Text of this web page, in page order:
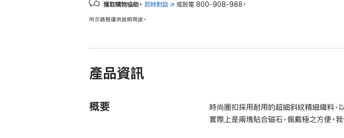
獲取購物協助。 即時對話 (以 或致電 800-908-988。
所示錶殼僅供說明用途。
產品資訊
概要
時尚圈扣採用耐用的超細斜紋精細織料，
實際上是兩塊貼合磁石，佩戴極之方便。